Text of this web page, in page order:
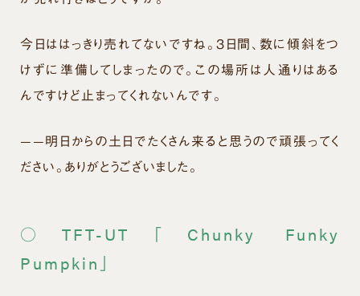
今日ははっきり売れてないですね。３日間、数に傾斜をつ
けずに準備してしまったので。この場所は人通りはある
んですけど止まってくれないんです。
——明日からの土日でたくさん来ると思うので頑張ってく
ださい。ありがとうございました。
○TFT-UT「Chunky Funky
Pumpkin」